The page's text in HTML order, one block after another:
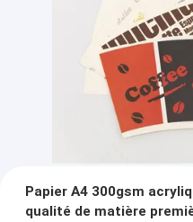
Papier A4 300gsm
qualité de matière